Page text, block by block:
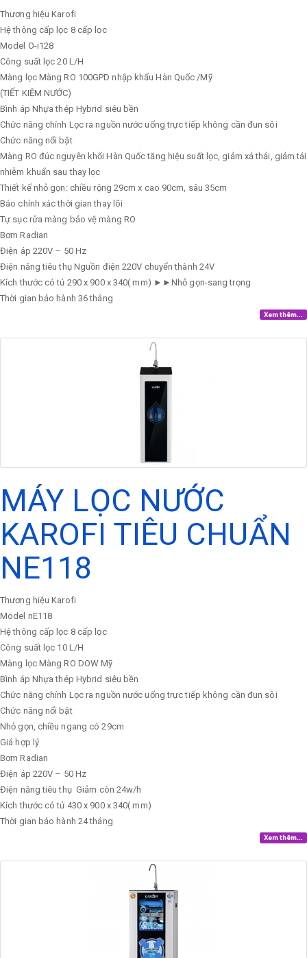
Thương hiệu Karofi
Hệ thông cấp lọc 8 cấp lọc
Model O-i128
Công suất lọc 20 L/H
Màng lọc Màng RO 100GPD nhập khẩu Hàn Quốc /Mỹ
(TIẾT KIỆM NƯỚC)
Bình áp Nhựa thép Hybrid siêu bền
Chức năng chính Lọc ra nguồn nước uống trực tiếp không cần đun sôi
Chức năng nổi bật
Màng RO đúc nguyên khối Hàn Quốc tăng hiệu suất lọc, giảm xả thải, giảm tái
nhiễm khuẩn sau thay lọc
Thiết kế nhỏ gọn: chiều rộng 29cm x cao 90cm, sâu 35cm
Báo chính xác thời gian thay lõi
Tự sục rửa màng bảo vệ màng RO
Bơm Radian
Điện áp 220V – 50 Hz
Điện năng tiêu thụ Nguồn điện 220V chuyển thành 24V
Kích thước có tủ 290 x 900 x 340( mm) ►►Nhỏ gọn-sang trọng
Thời gian bảo hành 36 tháng
Xem thêm...
MÁY LỌC NƯỚC
KAROFI TIÊU CHUẨN
NE118
Thương hiệu Karofi
Model nE118
Hệ thông cấp lọc 8 cấp lọc
Công suất lọc 10 L/H
Màng lọc Màng RO DOW Mỹ
Bình áp Nhựa thép Hybrid siêu bền
Chức năng chính Lọc ra nguồn nước uống trực tiếp không cần đun sôi
Chức năng nổi bật
Nhỏ gọn, chiều ngang có 29cm
Giá hợp lý
Bơm Radian
Điện áp 220V – 50 Hz
Điện năng tiêu thụ Giảm còn 24w/h
Kích thước có tủ 430 x 900 x 340( mm)
Thời gian bảo hành 24 tháng
Xem thêm...